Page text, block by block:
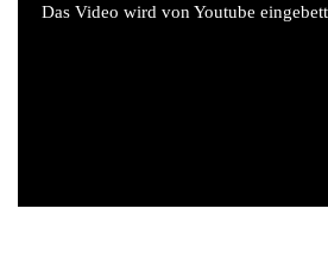
Das Video wird von Youtube